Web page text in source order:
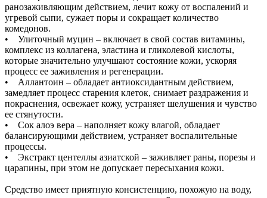
ранозаживляющим действием, лечит кожу от воспалений и
угревой сыпи, сужает поры и сокращает количество
комедонов.
• Улиточный муцин – включает в свой состав витамины,
комплекс из коллагена, эластина и гликолевой кислоты,
которые значительно улучшают состояние кожи, ускоряя
процесс ее заживления и регенерации.
• Аллантоин – обладает антиоксидантным действием,
замедляет процесс старения клеток, снимает раздражения и
покраснения, освежает кожу, устраняет шелушения и чувство
ее стянутости.
• Сок алоэ вера – наполняет кожу влагой, обладает
балансирующими действием, устраняет воспалительные
процессы.
• Экстракт центеллы азиатской – заживляет раны, порезы и
царапины, при этом не допускает пересыхания кожи.
Средство имеет приятную консистенцию, похожую на воду,